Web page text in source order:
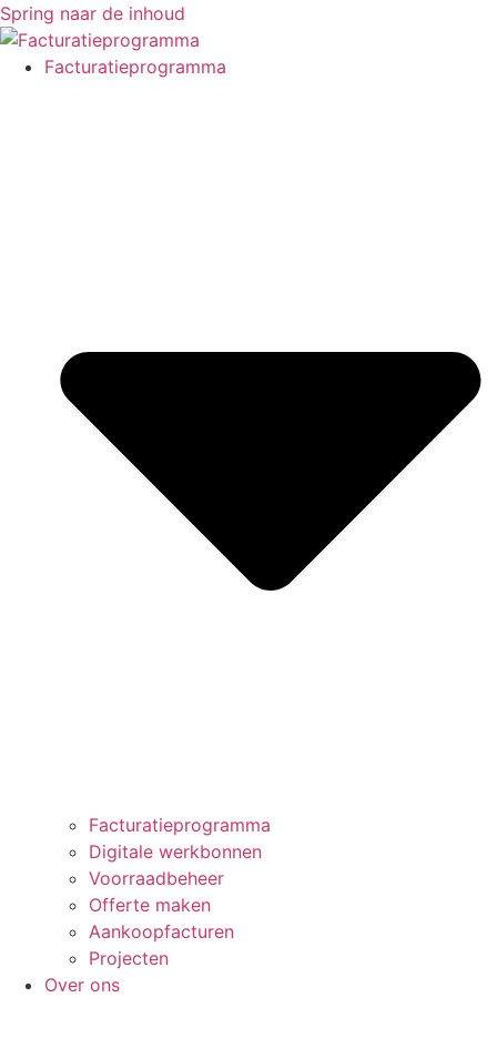
Spring naar de inhoud
Facturatieprogramma
Facturatieprogramma
Digitale werkbonnen
Voorraadbeheer
Offerte maken
Aankoopfacturen
Projecten
Over ons